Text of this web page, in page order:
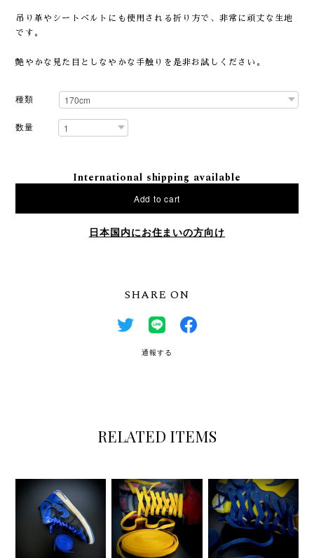
吊り革やシートベルトにも使用される折り方で、非常に頑丈な生地
です。
艶やかな見た目としなやかな手触りを是非お試しください。
種類
数量
International shipping available
Add to cart
日本国内にお住まいの方向け
SHARE ON
通報する
RELATED ITEMS